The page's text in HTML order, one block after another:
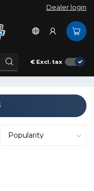
Dealer login
€ Excl. tax